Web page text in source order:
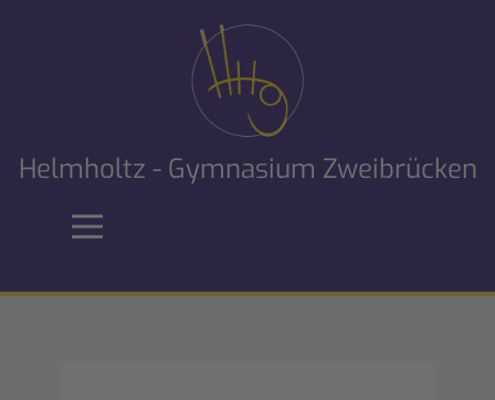
Helmholtz - Gymnasium Zweibrücken